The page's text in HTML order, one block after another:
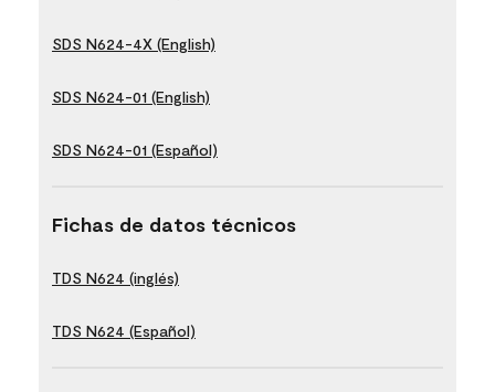
SDS N624-4X (English)
SDS N624-01 (English)
SDS N624-01 (Español)
Fichas de datos técnicos
TDS N624 (inglés)
TDS N624 (Español)